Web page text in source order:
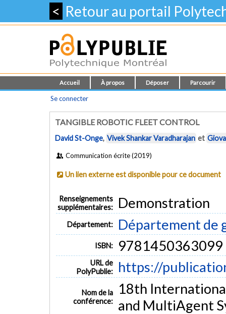
< Retour au portail
Accueil À propos Déposer Parcourir
Se connecter
TANGIBLE ROBOTIC FLEET CONTROL
David St-Onge, Vivek Shankar Varadharajan et
Communication écrite (2019)
Un lien externe est disponible pour ce document
Renseignements
supplémentaires:
Demonstration
Département: Département de
ISBN: 9781450363099
URL de
PolyPublie:
https://
Nom de la
conférence:
18th
and MultiAgent